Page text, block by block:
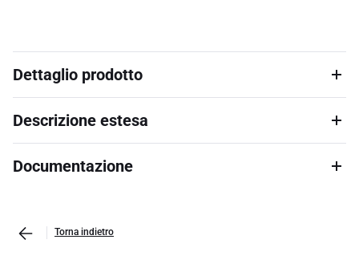
Dettaglio prodotto
Descrizione estesa
Documentazione
Torna indietro